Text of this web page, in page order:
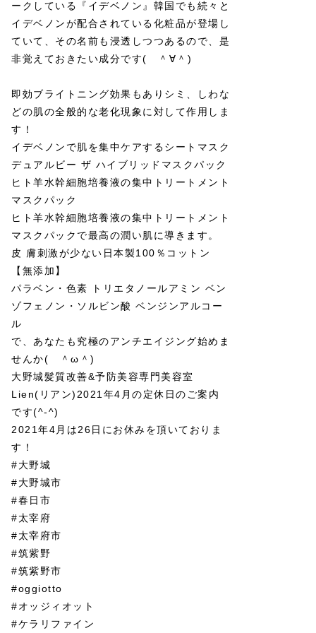
ークしている『イデベノン』韓国でも続々と
イデベノンが配合されている化粧品が登場し
ていて、その名前も浸透しつつあるので、是
非覚えておきたい成分です( ＾∀＾)
即効ブライトニング効果もありシミ、しわな
どの肌の全般的な老化現象に対して作用しま
す！
イデベノンで肌を集中ケアするシートマスク
デュアルビー ザ ハイブリッドマスクパック
ヒト羊水幹細胞培養液の集中トリートメント
マスクパック
ヒト羊水幹細胞培養液の集中トリートメント
マスクパックで最高の潤い肌に導きます。
皮 膚刺激が少ない日本製100％コットン
【無添加】
パラベン・色素 トリエタノールアミン ベン
ゾフェノン・ソルビン酸 ベンジンアルコー
ル
で、あなたも究極のアンチエイジング始めま
せんか( ＾ω＾)
大野城髪質改善&予防美容専門美容室
Lien(リアン)2021年4月の定休日のご案内
です(^-^)
2021年4月は26日にお休みを頂いておりま
す！
#大野城
#大野城市
#春日市
#太宰府
#太宰府市
#筑紫野
#筑紫野市
#oggiotto
#オッジィオット
#ケラリファイン